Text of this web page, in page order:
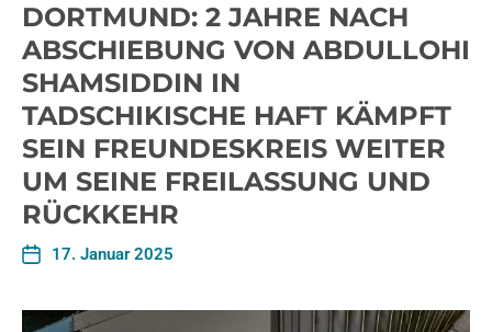
DORTMUND: 2 JAHRE NACH
ABSCHIEBUNG VON ABDULLOHI
SHAMSIDDIN IN
TADSCHIKISCHE HAFT KÄMPFT
SEIN FREUNDESKREIS WEITER
UM SEINE FREILASSUNG UND
RÜCKKEHR
17. Januar 2025